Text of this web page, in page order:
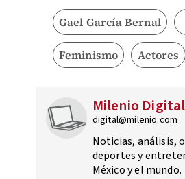
Gael García Bernal
Feminismo Actores
Milenio Digital
digital@milenio.com
Noticias, análisis,
deportes y
México y el mundo.